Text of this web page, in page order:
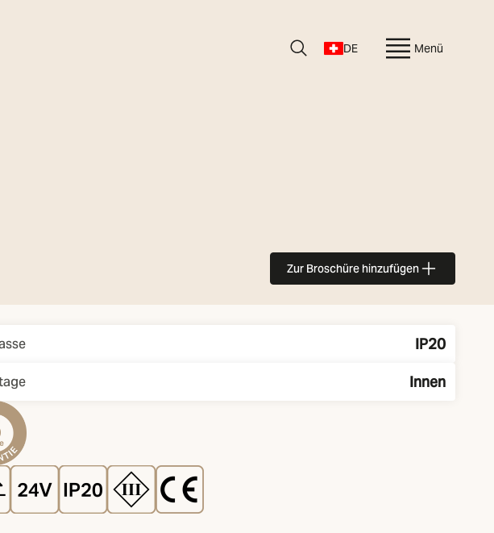
DE Menü
Zur Broschüre hinzufügen
IP20
Innen